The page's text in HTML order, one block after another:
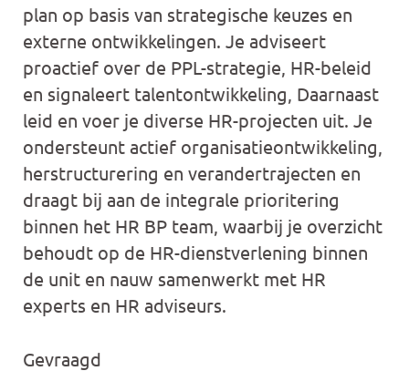
plan op basis van strategische keuzes en
externe ontwikkelingen. Je adviseert
proactief over de PPL-strategie, HR-beleid
en signaleert talentontwikkeling, Daarnaast
leid en voer je diverse HR-projecten uit. Je
ondersteunt actief organisatieontwikkeling,
herstructurering en verandertrajecten en
draagt bij aan de integrale prioritering
binnen het HR BP team, waarbij je overzicht
behoudt op de HR-dienstverlening binnen
de unit en nauw samenwerkt met HR
experts en HR adviseurs.
Gevraagd